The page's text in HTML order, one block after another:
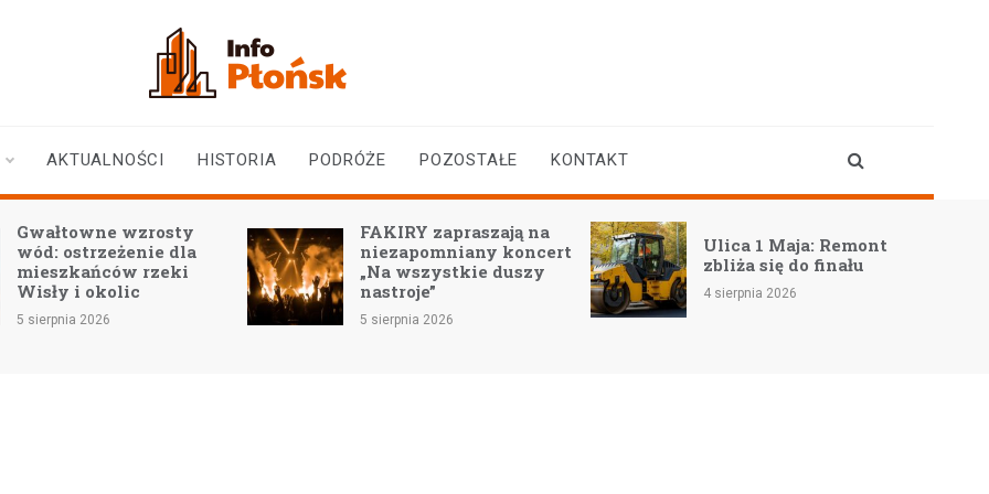
AKTUALNOŚCI HISTORIA PODRÓŻE POZOSTAŁE KONTAKT
FAKIRY zapraszają na
niezapomniany koncert
„Na wszystkie duszy
nastroje”
5 sierpnia 2026
Ulica 1 Maja: Remont
zbliża się do finału
4 sierpnia 2026
Pożyczka przez telefon
na dowód – czy to
możliwe?
4 sierpnia 2026